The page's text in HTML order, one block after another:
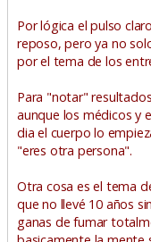
Por lógica el pulso
reposo, pero ya no
por el tema de los
Para "notar"
aunque los médicos y
dia el cuerpo lo
"eres otra persona".
Otra cosa es el tema
que no llevé 10 años
ganas de fumar